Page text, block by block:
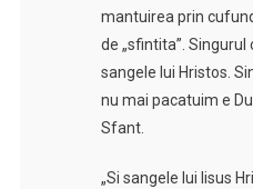
mantuirea prin
de „sfintita”.
sangele lui Hristos.
nu mai pacatuim e
Sfant.
„Si sangele lui Iisus